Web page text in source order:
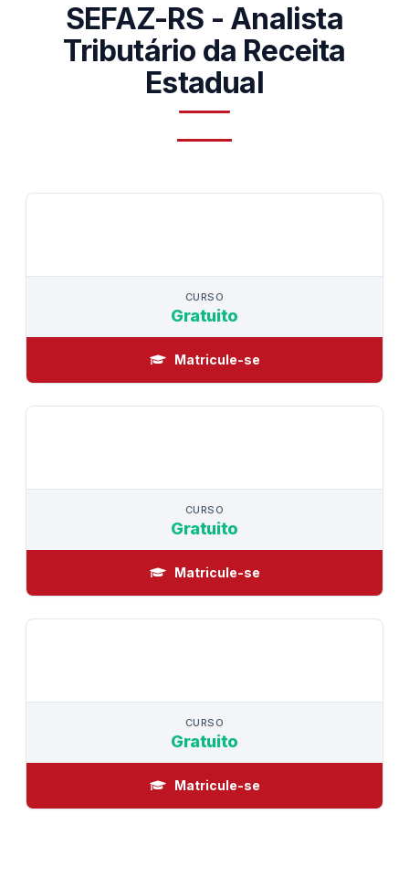
SEFAZ-RS - Analista
Tributário da Receita
Estadual
CURSO
Gratuito
Matricule-se
CURSO
Gratuito
Matricule-se
CURSO
Gratuito
Matricule-se